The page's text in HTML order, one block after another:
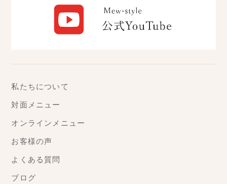
私たちについて
対面メニュー
オンラインメニュー
お客様の声
よくある質問
ブログ